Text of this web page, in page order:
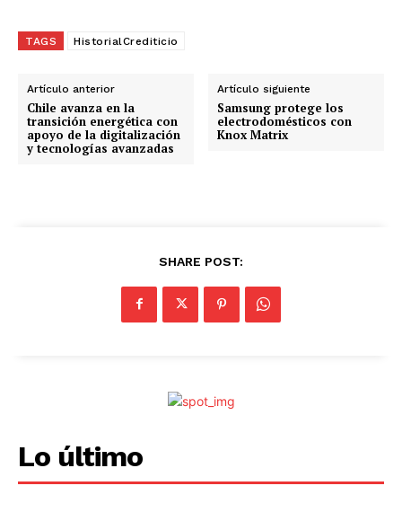
g
n
d
o
TAGS HistorialCrediticio
Artículo anterior
Chile avanza en la
transición energética con
apoyo de la digitalización
y tecnologías avanzadas
Artículo siguiente
Samsung protege los
electrodomésticos con
Knox Matrix
SHARE POST:
Lo último